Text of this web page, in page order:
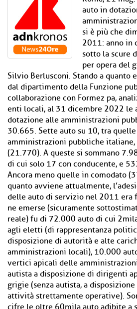
auto in
si è più che
2011: anno in
sotto la scure
per opera del
Silvio Berlusconi. Stando a quanto
dal dipartimento della Funzione
collaborazione con Formez pa,
enti locali, al 31 dicembre 2022 le
dotazione alle amministrazioni
30.665. Sette auto su 10, tra
amministrazioni pubbliche
(21.770). A queste si sommano
di cui solo 17 con conducente, e
Ancora meno quelle in comodato
quanto avviene attualmente,
delle auto di servizio nel 2011 era
ne emerse (sicuramente
reale) fu di 72.000 auto di cui
agli eletti (di rappresentanza
disposizione di autorità e alte
amministrazioni locali), 10.000
vertici apicali delle
autista a disposizione di dirigenti
grigie (senza autista, a
attività strettamente operative).
cifre le oltre 60mila auto adibite a